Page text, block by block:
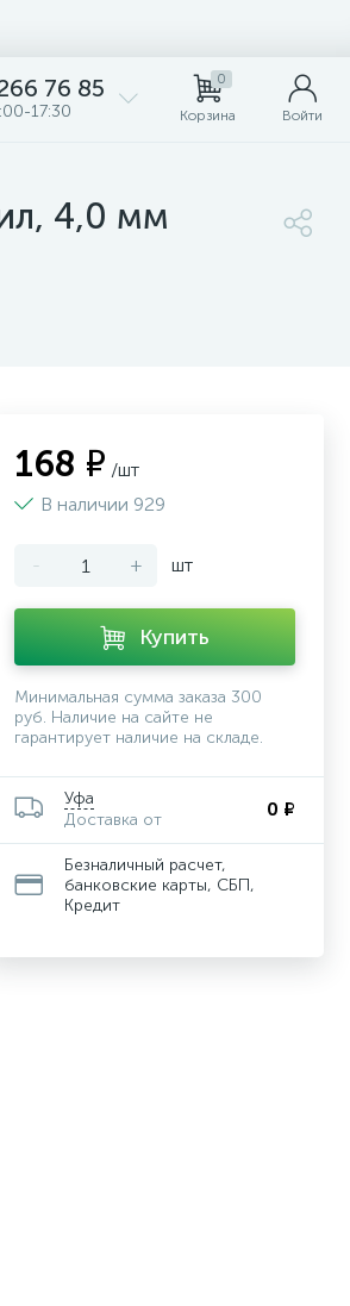
76 85
17:30
0
Корзина Войти
4,0 мм
168 ₽ /шт
В наличии 929
- + шт
Купить
Минимальная сумма заказа 300
руб. Наличие на сайте не
гарантирует наличие на складе.
Уфа
Доставка от
0 ₽
Безналичный расчет,
банковские карты, СБП,
Кредит